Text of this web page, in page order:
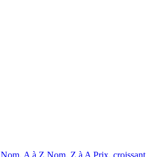
Nom, A à Z Nom, Z à A Prix, croissant